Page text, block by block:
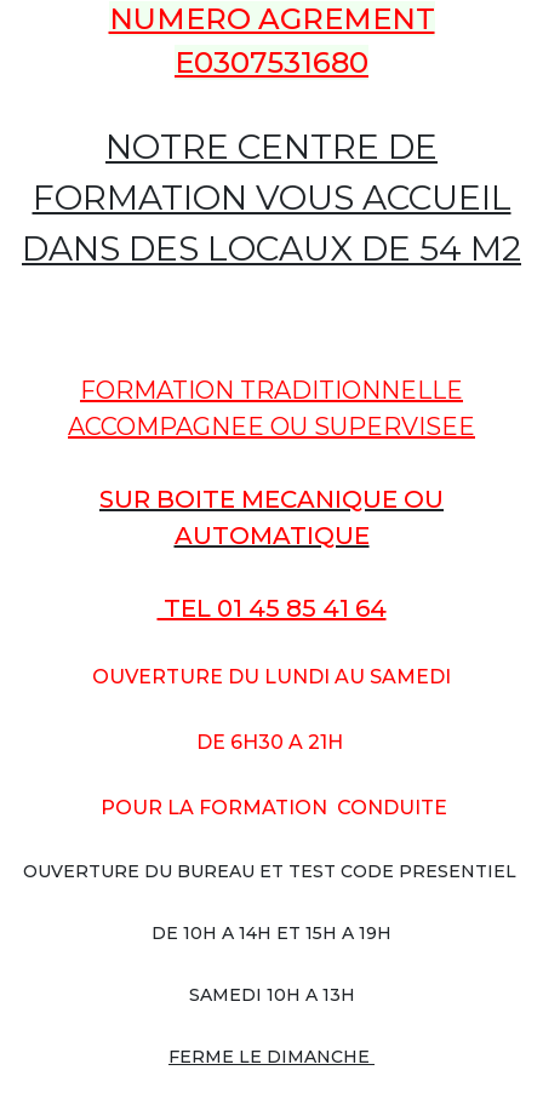
NUMERO AGREMENT
E0307531680
NOTRE CENTRE DE
FORMATION VOUS ACCUEIL
DANS DES LOCAUX DE 54 M2
FORMATION TRADITIONNELLE
ACCOMPAGNEE OU SUPERVISEE
SUR BOITE MECANIQUE OU
AUTOMATIQUE
TEL 01 45 85 41 64
OUVERTURE DU LUNDI AU SAMEDI
DE 6H30 A 21H
POUR LA FORMATION CONDUITE
OUVERTURE DU BUREAU ET TEST CODE PRESENTIEL
DE 10H A 14H ET 15H A 19H
SAMEDI 10H A 13H
FERME LE DIMANCHE